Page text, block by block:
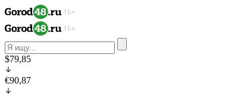
$79,85
€90,87